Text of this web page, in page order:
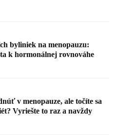
byliniek na menopauzu:
k hormonálnej rovnováhe
v menopauze, ale točíte sa
Vyriešte to raz a navždy